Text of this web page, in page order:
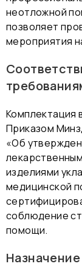
неотложной
позволяет
мероприятия
Комплектация
Приказом
«Об
изделиями
медицинской
соблюдение
помощи.